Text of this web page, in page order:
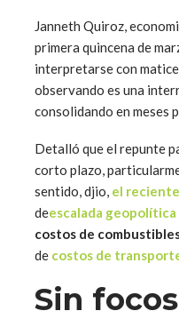
Janneth Quiroz,
primera quincena de
interpretarse con
observando es una
consolidando en meses
Detalló que el repunte
corto plazo,
sentido, djio, el
deescalada
costos de
de costos de
Sin